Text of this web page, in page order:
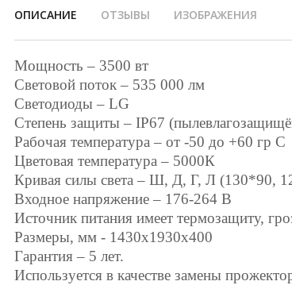
ОПИСАНИЕ ОТЗЫВЫ ИЗОБРАЖЕНИЯ
Мощность – 3500 вт
Световой поток – 535 000 лм
Светодиоды –LG
Степень защиты –IP67
Рабочая температура – от -50 до +60 гр С
Цветовая температура – 5000К
Кривая силы света – Ш, Д, Г, Л (130*90,
Входное напряжение – 176-264 В
Источник питания имеет термозащиту,
Размеры, мм - 1430х1930х400
Гарантия – 5 лет.
Используется в качестве замены